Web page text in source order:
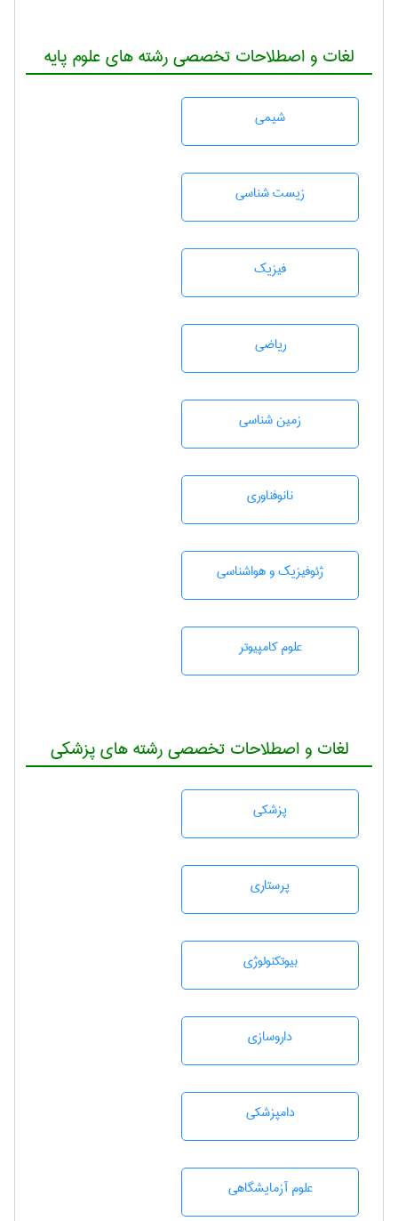
لغات و اصطلاحات تخصصی رشته های علوم پایه
شيمی
زيست شناسی
فیزیک
رياضی
زمين شناسی
نانوفناوری
ژئوفيزيك و هواشناسی
علوم کامپیوتر
لغات و اصطلاحات تخصصی رشته های پزشکی
پزشكی
پرستاری
بيوتكنولوژی
داروسازی
دامپزشكی
علوم آزمايشگاهی